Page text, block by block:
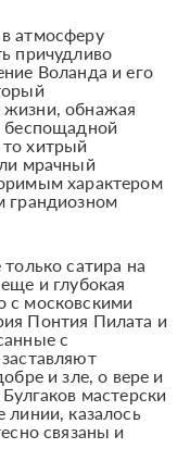
атмосферу
причудливо
Воланда и его
жизни, обнажая
беспощадной
хитрый
мрачный
характером
грандиозном
сатира на
и глубокая
с московскими
Понтия Пилата и
с
и зле, о вере и
мастерски
линии, казалось
связаны и